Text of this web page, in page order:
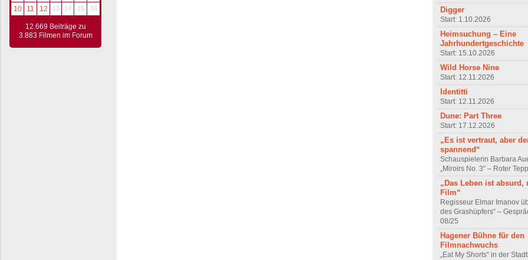
10
11 12 13 14 15 16
12.669 Beiträge zu
3.883 Filmen im Forum
Digger
Start: 1.10.2026
Heimsuchung – Eine
Jahrhundertgeschichte
Start: 15.10.2026
Wild Horse Nine
Start: 12.11.2026
Identitti
Start: 12.11.2026
Dune: Part Three
Start: 17.12.2026
„Es ist vertraut, aber
spannend“
Schauspielerin Barbara
„Miroirs No. 3“ – Roter
„Das Leben ist absurd,
Film“
Regisseur Elmar Imanov
des Grashüpfers“ –
08/25
Hagener Bühne für den
Filmnachwuchs
„Eat My Shorts“ in der